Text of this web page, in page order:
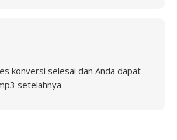
konversi selesai dan Anda dapat
setelahnya